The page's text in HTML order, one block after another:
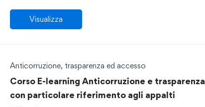
Visualizza
Anticorruzione, trasparenza ed accesso
Corso E-learning Anticorruzione e trasparenza
con particolare riferimento agli appalti